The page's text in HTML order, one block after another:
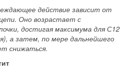
действие зависит от
Оно возрастает с
достигая максимума для С12
а затем, по мере дальнейшего
снижаться.